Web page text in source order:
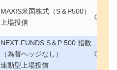
MAXIS米国株式（S＆P500）
上場投信
NEXT FUNDS S＆P 500 指数
（為替ヘッジなし）
連動型上場投信